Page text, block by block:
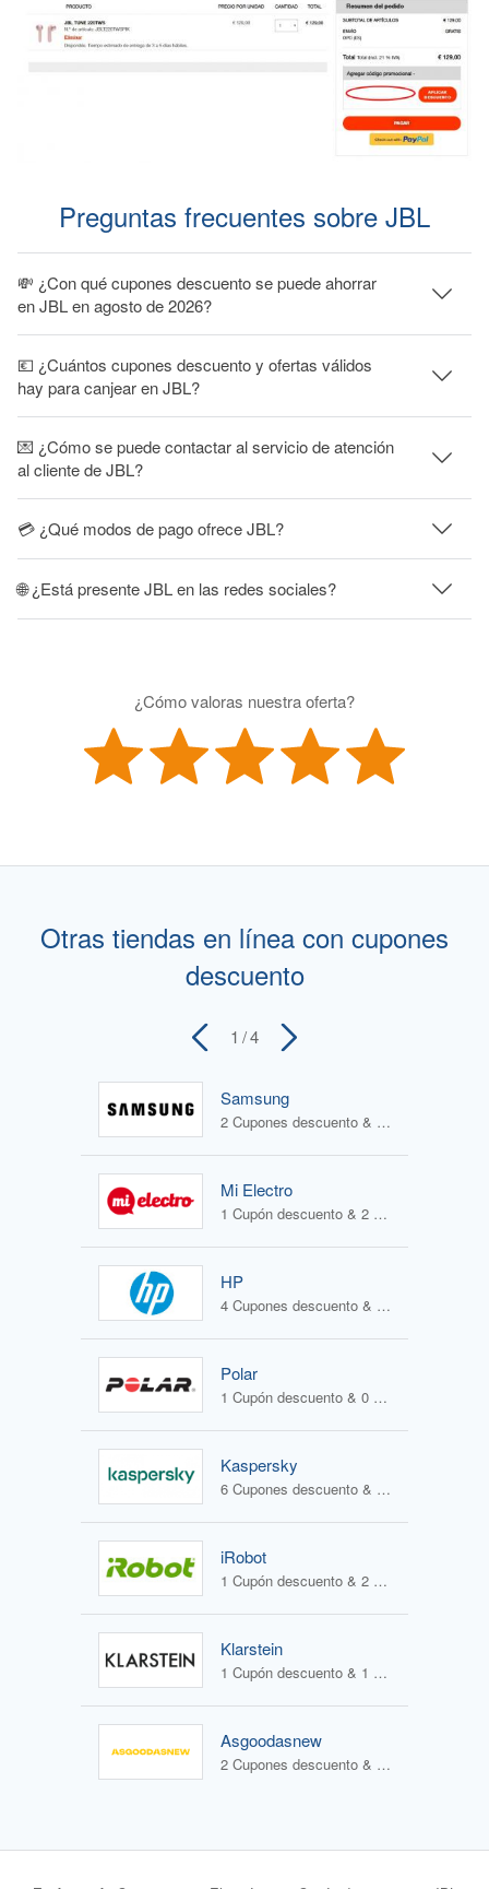
Preguntas frecuentes sobre JBL
💸 ¿Con qué cupones descuento se puede ahorrar
en JBL en agosto de 2026?
💶 ¿Cuántos cupones descuento y ofertas válidos
hay para canjear en JBL?
💌 ¿Cómo se puede contactar al servicio de atención
al cliente de JBL?
💳 ¿Qué modos de pago ofrece JBL?
🌐 ¿Está presente JBL en las redes sociales?
¿Cómo valoras nuestra oferta?
Otras tiendas en línea con cupones
descuento
1 / 4
Samsung
2 Cupones descuento & 4 Ofertas
Mi Electro
1 Cupón descuento & 2 Ofertas
HP
4 Cupones descuento & 1 Oferta
Polar
1 Cupón descuento & 0 Ofertas
Kaspersky
6 Cupones descuento & 1 Oferta
iRobot
1 Cupón descuento & 2 Ofertas
Klarstein
1 Cupón descuento & 1 Oferta
Asgoodasnew
2 Cupones descuento & 0 Ofertas